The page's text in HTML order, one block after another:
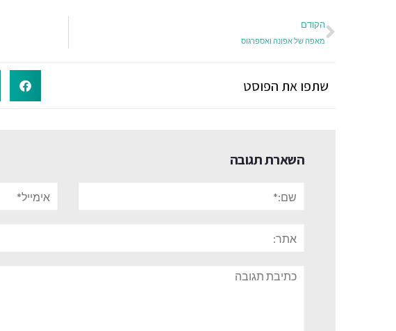
הקודם
מאפה של אפונה ואספרגוס
שתפו את הפוסט
השארת תגובה
תגובה